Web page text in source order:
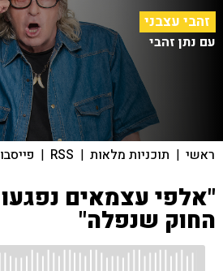
זהבי עצבני
עם נתן זהבי
ראשי | תוכניות מלאות |
RSS
|
"אלפי עצמאים
החוק שנפלה"